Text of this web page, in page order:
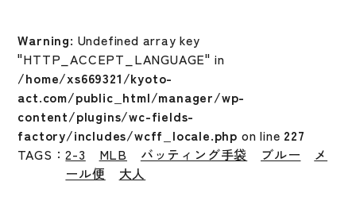
Warning: Undefined array key
"HTTP_ACCEPT_LANGUAGE" in
/home/xs669321/kyoto-
act.com/public_html/manager/wp-
content/plugins/wc-fields-
factory/includes/wcff_locale.php on line 227
TAGS：2-3 MLB バッティング手袋 ブルー
メ
ール便
大人